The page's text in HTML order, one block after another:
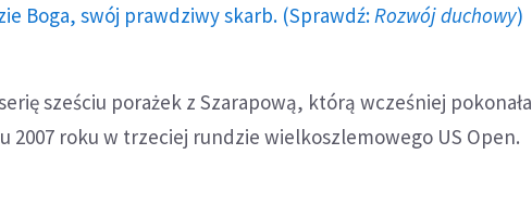
Boga, swój prawdziwy skarb. (Sprawdź: Rozwój duchowy)
sześciu porażek z Szarapową, którą wcześniej pokonała
2007 roku w trzeciej rundzie wielkoszlemowego US Open.